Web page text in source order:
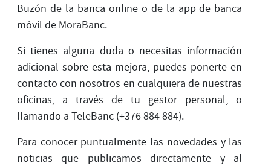
Buzón de la banca online o de la app de banca
móvil de MoraBanc.
Si tienes alguna duda o necesitas información
adicional sobre esta mejora, puedes ponerte en
contacto con nosotros en cualquiera de nuestras
oficinas, a través de tu gestor personal, o
llamando a TeleBanc (+376 884 884).
Para conocer puntualmente las novedades y las
noticias que publicamos directamente y al